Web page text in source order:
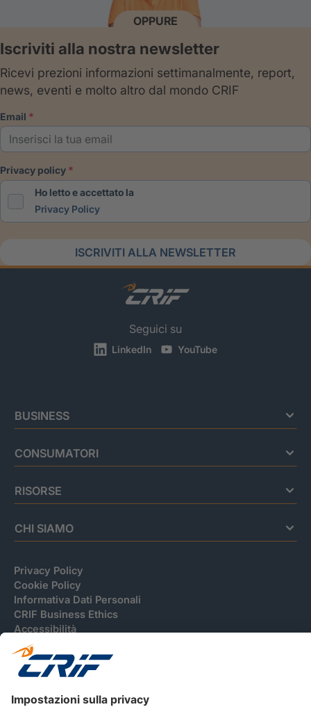
OPPURE
Iscriviti alla nostra newsletter
Ricevi prezioni informazioni settimanalmente, report,
news, eventi e molto altro dal mondo CRIF
email
privacy policy
Ho letto e accettato la
Privacy Policy
ISCRIVITI ALLA NEWSLETTER
Seguici su
LinkedIn YouTube
BUSINESS
CONSUMATORI
RISORSE
CHI SIAMO
Privacy Policy
Cookie Policy
Informativa Dati Personali
CRIF Business Ethics
Accessibilità
Informativa Privacy Relativa Al Sistema Di Informazioni
Creditizie